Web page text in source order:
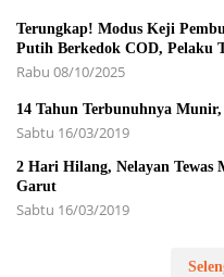
Terungkap! Modus Keji
Putih Berkedok COD, Pelaku
Rabu 08/10/2025
14 Tahun Terbunuhnya
Sabtu 16/03/2019
2 Hari Hilang, Nelayan Tewas
Garut
Sabtu 16/03/2019